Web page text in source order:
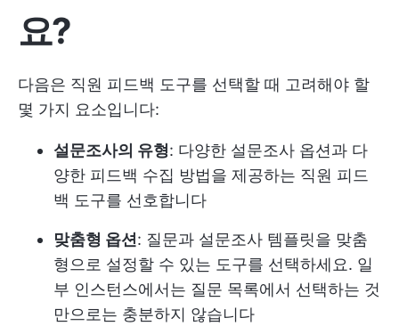
요?
다음은 직원 피드백 도구를 선택할 때 고려해야 할
몇 가지 요소입니다:
설문조사의 유형: 다양한 설문조사 옵션과 다
양한 피드백 수집 방법을 제공하는 직원 피드
백 도구를 선호합니다
맞춤형 옵션 : 질문과 설문조사 템플릿을 맞춤
형으로 설정할 수 있는 도구를 선택하세요. 일
부 인스턴스에서는 질문 목록에서 선택하는 것
만으로는 충분하지 않습니다